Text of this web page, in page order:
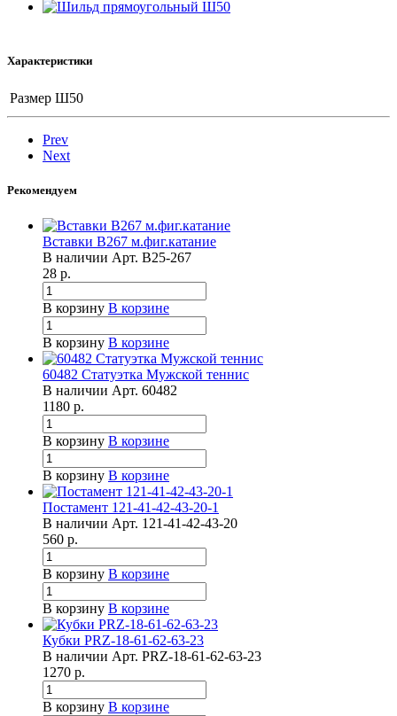
Характеристики
Размер Ш50
Prev
Next
Рекомендуем
Вставки B267 м.фиг.катание
В наличии Арт. B25-267
28 р.
В корзину В корзине
В корзину В корзине
60482 Статуэтка Мужской теннис
В наличии Арт. 60482
1180 р.
В корзину В корзине
В корзину В корзине
Постамент 121-41-42-43-20-1
В наличии Арт. 121-41-42-43-20
560 р.
В корзину В корзине
В корзину В корзине
Кубки PRZ-18-61-62-63-23
В наличии Арт. PRZ-18-61-62-63-23
1270 р.
В корзину В корзине